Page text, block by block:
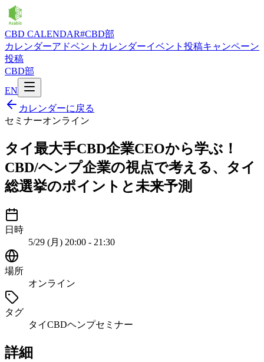
CBD CALENDAR#CBD部
カレンダーアドベントカレンダーイベント投稿キャンペーン
投稿
CBD部
EN
カレンダーに戻る
セミナーオンライン
タイ最大手CBD企業CEOから学ぶ！
CBD/ヘンプ企業の視点で考える、タイ
総選挙のポイントと未来予測
日時
5/29 (月) 20:00 - 21:30
場所
オンライン
タグ
タイCBDヘンプセミナー
詳細